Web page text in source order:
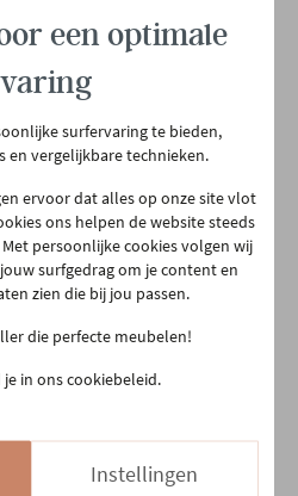
winkel
151
03 480 42 26
10:00 - 18:30
10:00 - 18:30
10:00 - 18:30
Gesloten
10:00 - 18:30
een optimale
surfervaring te bieden,
en vergelijkbare technieken.
ervoor dat alles op onze site vlot
ons helpen de website steeds
persoonlijke cookies volgen wij
surfgedrag om je content en
zien die bij jou passen.
die perfecte meubelen!
je in ons cookiebeleid.
Instellingen